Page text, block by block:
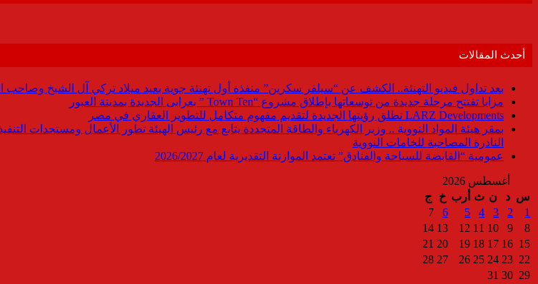
أحدث المقالات
بعد تداول فيديو التهنئة.. الكشف عن “سيلفر سكرين” منفذة أول تهنئة جوية بعيد ميلاد تركي آل الشيخ
مزايا تفتتح مرحلة جديدة من توسعاتها بإطلاق مشروع “Town Ten ” بعرابى الجديدة بمدينة العبور
LARZ Developments تطلق رؤيتها الجديدة لتقديم مفهوم متكامل للتطوير العقاري في مصر
بمقر هيئة المواد النووية .. وزير الكهرباء والطاقة المتجددة يتابع مع رئيس الهيئة تطور الأعمال ومستجدات
النادرة المصاحبة للخامات النووية
عمومية “القابضة للسياحة والفنادق” تعتمد الموازنة التقديرية لعام 2026/2027
أغسطس 2026
س د ن ث أرب خ
ج
1
2
3
4
5
6
7
8
9
10
11
12
13
14
15
16
17
18
19
20
21
22
23
24
25
26
27
28
29
30
31